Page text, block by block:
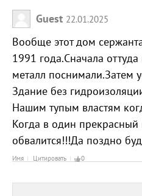
Guest 22.01.2025
Вообще этот дом
1991 года.Сначала
металл поснимали.Затем
Здание без
Нашим тупым властям
Когда в один
обвалится!!!Да поздно
Имя Цитировать 0